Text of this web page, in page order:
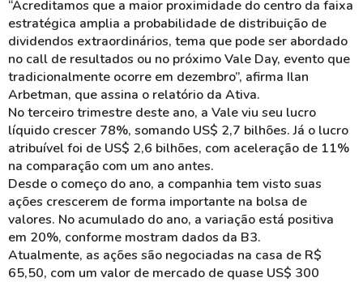
“Acreditamos que a maior proximidade do centro da faixa
estratégica amplia a probabilidade de distribuição de
dividendos extraordinários, tema que pode ser abordado
no call de resultados ou no próximo Vale Day, evento que
tradicionalmente ocorre em dezembro”, afirma Ilan
Arbetman, que assina o relatório da Ativa.
No terceiro trimestre deste ano, a Vale viu seu lucro
líquido crescer 78%, somando US$ 2,7 bilhões. Já o lucro
atribuível foi de US$ 2,6 bilhões, com aceleração de 11%
na comparação com um ano antes.
Desde o começo do ano, a companhia tem visto suas
ações crescerem de forma importante na bolsa de
valores. No acumulado do ano, a variação está positiva
em 20%, conforme mostram dados da B3.
Atualmente, as ações são negociadas na casa de R$
65,50, com um valor de mercado de quase US$ 300